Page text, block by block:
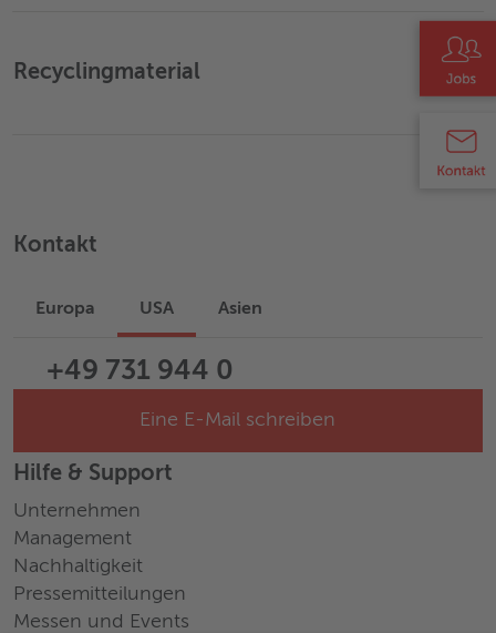
Recyclingmaterial ›
Kontakt
Europa USA Asien
+49 731 944 0
Eine E-Mail schreiben
Hilfe & Support
Unternehmen
Management
Nachhaltigkeit
Pressemitteilungen
Messen und Events